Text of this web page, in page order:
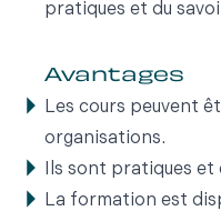
pratiques et du
Avantages
Les cours peuvent
organisations.
Ils sont pratiques
La formation est